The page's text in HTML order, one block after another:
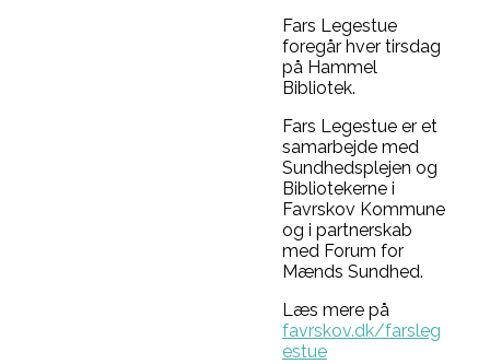
Fars Legestue
foregår hver tirsdag
på Hammel
Bibliotek.
Fars Legestue er et
samarbejde med
Sundhedsplejen og
Bibliotekerne i
Favrskov Kommune
og i partnerskab
med Forum for
Mænds Sundhed.
Læs mere på
favrskov.dk/farsleg
estue